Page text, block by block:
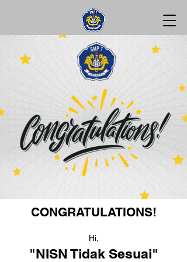
CONGRATULATIONS!
Hi,
"NISN Tidak Sesuai"